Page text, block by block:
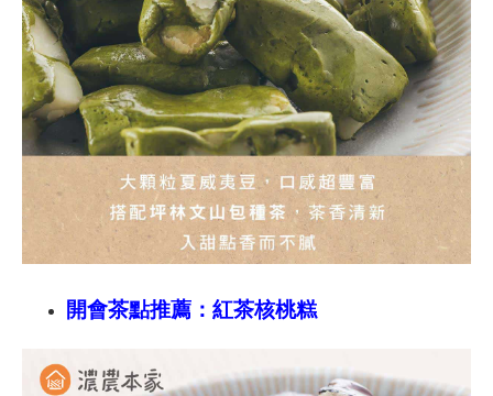
開會茶點推薦：紅茶核桃糕